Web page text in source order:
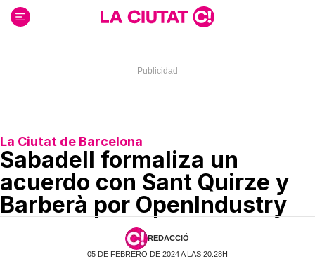
contenido
La Ciutat de Barcelona
Sabadell formaliza un
acuerdo con Sant Quirze y
Barberà por OpenIndustry
REDACCIÓ
05 DE FEBRERO DE 2024 A LAS 20:28H